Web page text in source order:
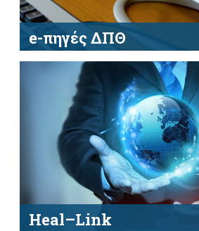
e-πηγές ΔΠΘ
Αναζητήστε υλικό σε πλήρες
ηλεκτρονικές βάσεις των
Heal–Link